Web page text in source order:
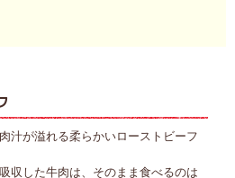
汁が溢れる柔らかいローストビーフ
収した牛肉は、そのまま食べるのは